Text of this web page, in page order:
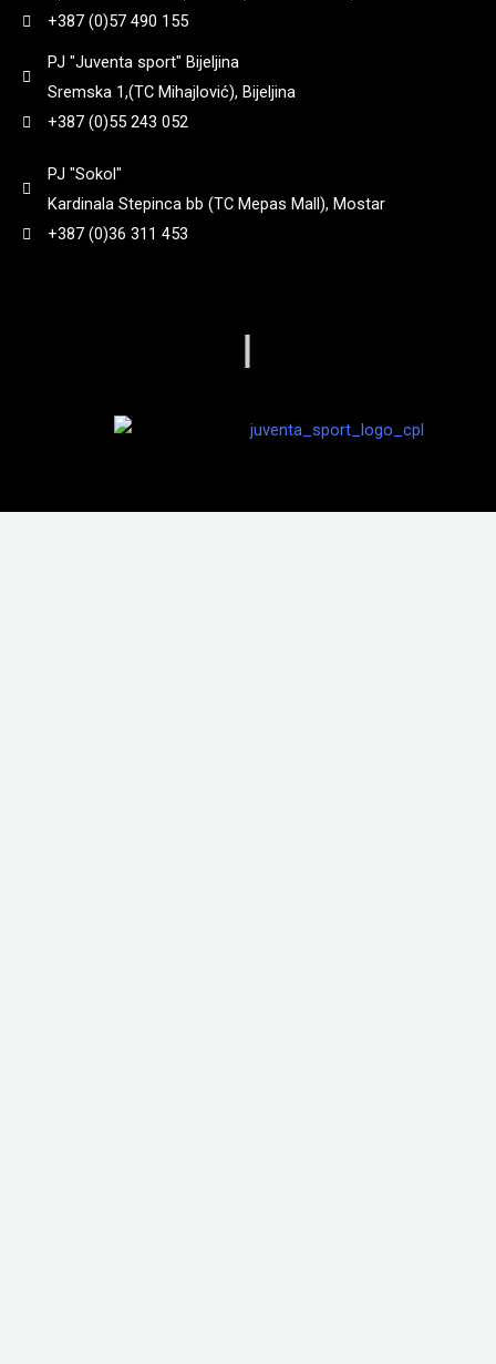
+387 (0)57 490 155
PJ "Juventa sport" Bijeljina
Sremska 1,(TC Mihajlović), Bijeljina
+387 (0)55 243 052
PJ "Sokol"
Kardinala Stepinca bb (TC Mepas Mall), Mostar
+387 (0)36 311 453
|